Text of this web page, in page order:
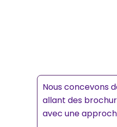
Nous concevons
allant des
avec une